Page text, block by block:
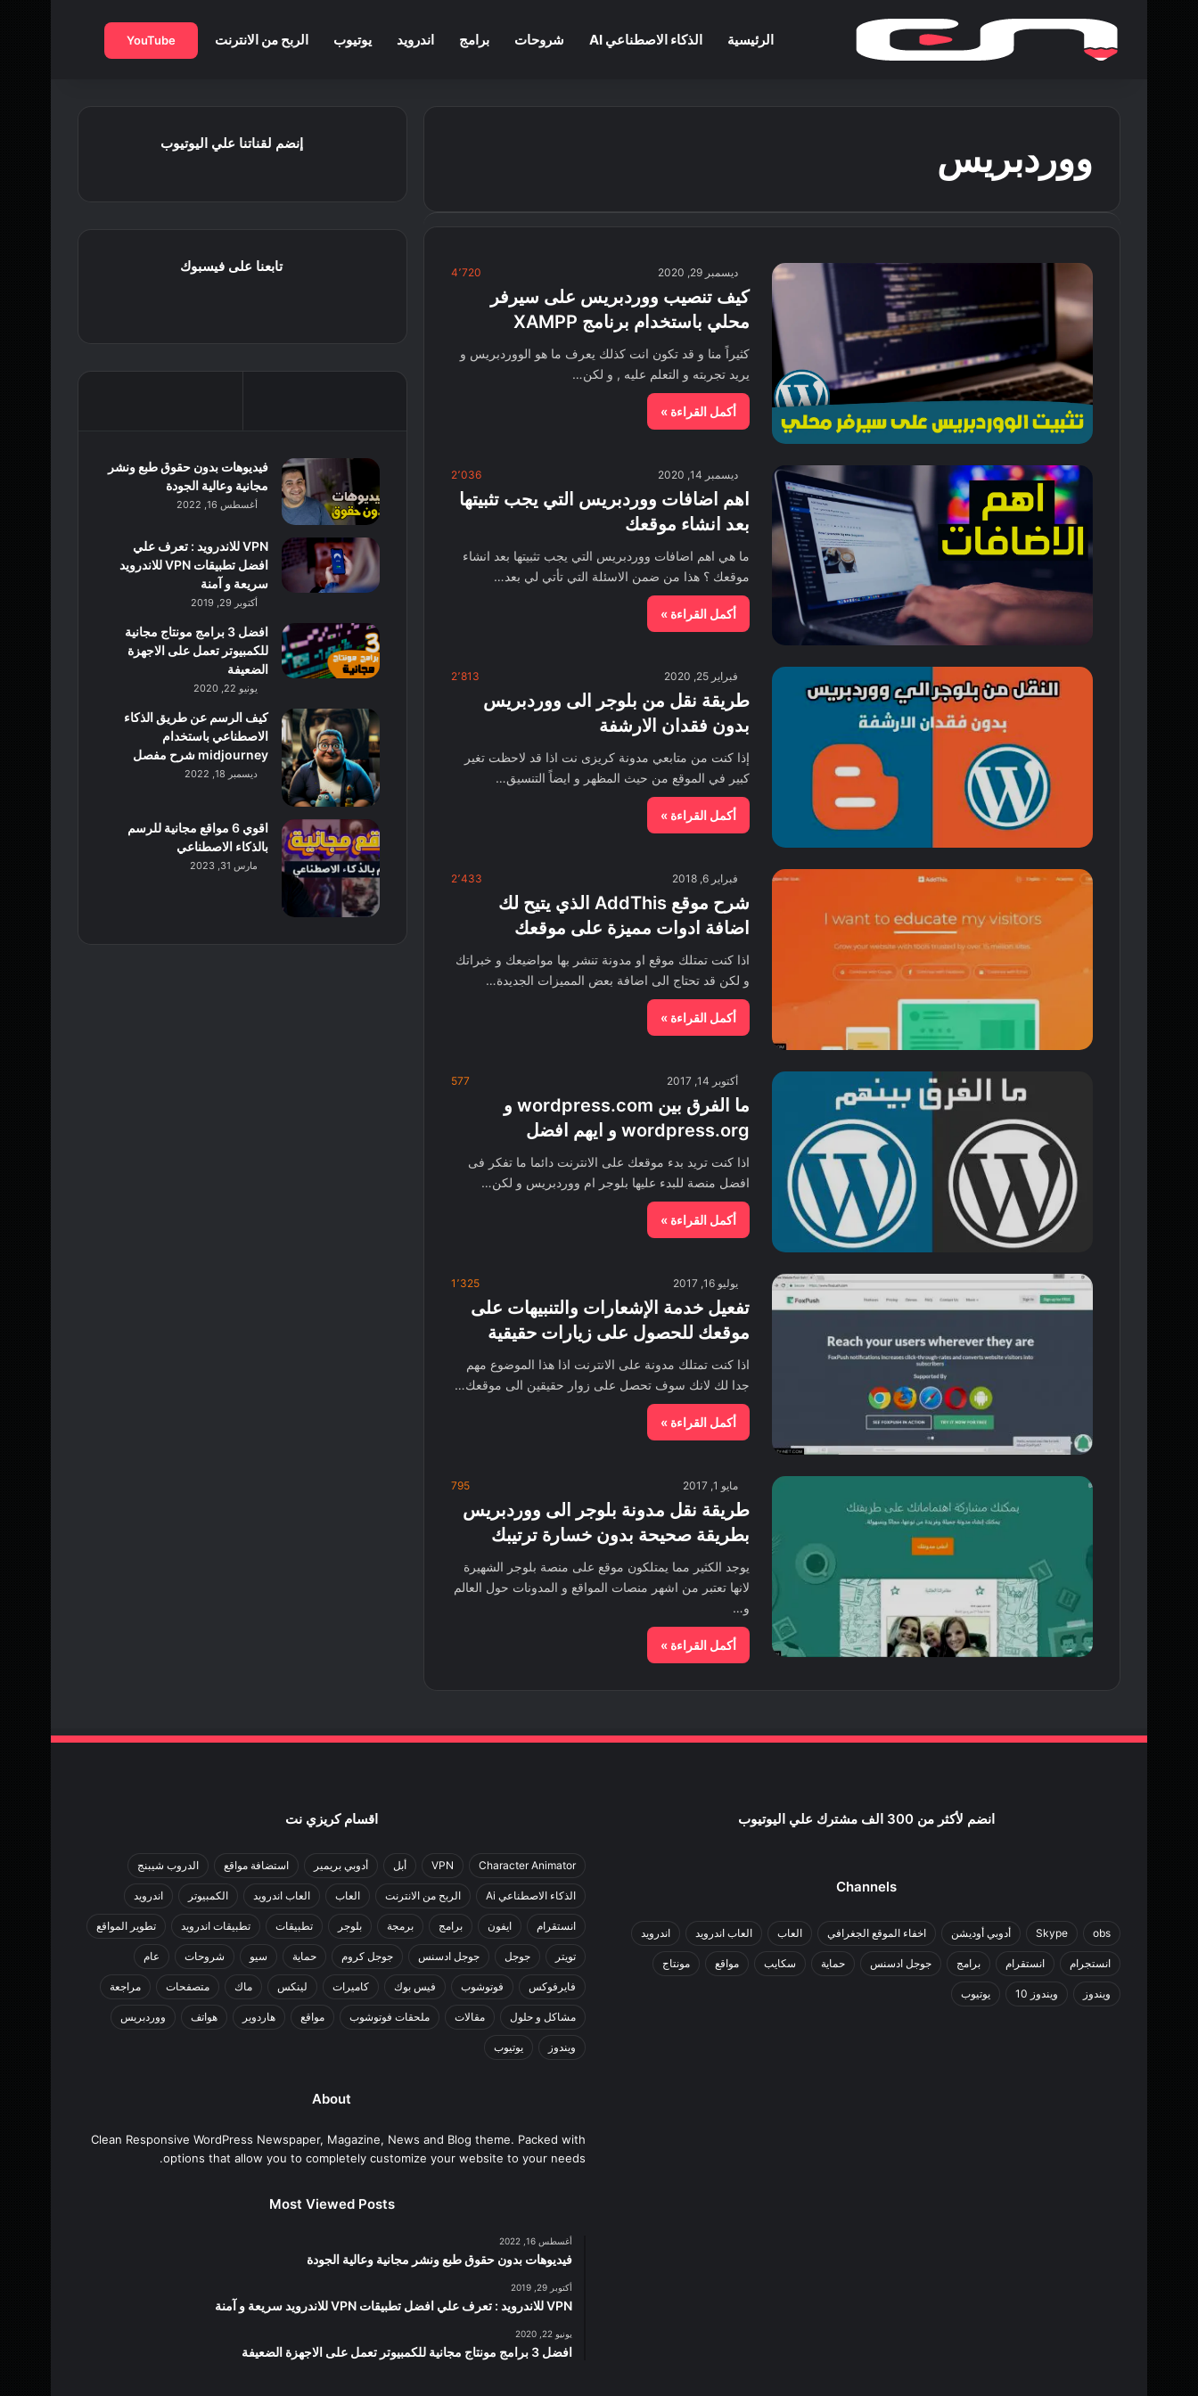
الرئيسية الذكاء الاصطناعي AI شروحات برامج اندرويد يوتيوب الربح من الانترنت YouTube
ووردبريس
ديسمبر 29, 2020 4٬720
كيف تنصيب ووردبريس على سيرفر
محلي باستخدام برنامج XAMPP
كثيراً منا و قد تكون انت كذلك يعرف ما هو الووردبريس و
يريد تجربته و التعلم عليه , و لكن…
أكمل القراءة »
ديسمبر 14, 2020 2٬036
اهم اضافات ووردبريس التي يجب تثبيتها
بعد انشاء موقعك
ما هي اهم اضافات ووردبريس التي يجب تثبيتها بعد انشاء
موقعك ؟ هذا من ضمن الاسئلة التي تأتي لي بعد…
أكمل القراءة »
فبراير 25, 2020 2٬813
طريقة نقل من بلوجر الى ووردبريس
بدون فقدان الارشفة
إذا كنت من متابعي مدونة كريزى نت اذا قد لاحظت تغير
كبير في الموقع من حيث المظهر و ايضاً التنسيق…
أكمل القراءة »
فبراير 6, 2018 2٬433
شرح موقع AddThis الذي يتيح لك
اضافة ادوات مميزة على موقعك
اذا كنت تمتلك موقع او مدونة تنشر بها مواضيعك و خبراتك
و لكن قد تحتاج الى اضافة بعض المميزات الجديدة…
أكمل القراءة »
أكتوبر 14, 2017 577
ما الفرق بين wordpress.com و
wordpress.org و ايهم افضل
اذا كنت تريد بدء موقعك على الانترنت دائما ما تفكر فى
افضل منصة للبدء عليها بلوجر ام ووردبريس و لكن…
أكمل القراءة »
يوليو 16, 2017 1٬325
تفعيل خدمة الإشعارات والتنبيهات على
موقعك للحصول على زيارات حقيقية
اذا كنت تمتلك مدونة على الانترنت اذا هذا الموضوع مهم
جدا لك لانك سوف تحصل على زوار حقيقين الى موقعك…
أكمل القراءة »
مايو 1, 2017 795
طريقة نقل مدونة بلوجر الى ووردبريس
بطريقة صحيحة بدون خسارة ترتيبك
يوجد الكثير مما يمتلكون موقع على منصة بلوجر الشهيرة
لانها تعتبر من اشهر منصات المواقع و المدونات حول العالم
و…
أكمل القراءة »
إنضم لقناتنا علي اليوتيوب
تابعنا على فيسبوك
فيديوهات بدون حقوق طبع ونشر
مجانية وعالية الجودة
أغسطس 16, 2022
VPN للاندرويد : تعرف علي
افضل تطبيقات VPN للاندرويد
سريعة و آمنة
أكتوبر 29, 2019
افضل 3 برامج مونتاج مجانية
للكمبيوتر تعمل على الاجهزة
الضعيفة
يونيو 22, 2020
كيف الرسم عن طريق الذكاء
الاصطناعي باستخدام
midjourney شرح مفصل
ديسمبر 18, 2022
اقوي 6 مواقع مجانية للرسم
بالذكاء الاصطناعي
مارس 31, 2023
انضم لأكثر من 300 الف مشترك علي اليوتيوب
Channels
obs
Skype أدوبي أوديشن اخفاء الموقع الجغرافي العاب العاب اندرويد اندرويد
انستجرام انستقرام برامج جوجل ادسنس حماية سكايب مواقع مونتاج
ويندوز ويندوز 10 يوتيوب
اقسام كريزي نت
Character Animator
VPN أبل أدوبي بريمير استضافة مواقع الدروب شيبنج
الذكاء الاصطناعي Ai الربح من الانترنت العاب العاب اندرويد الكمبيوتر اندرويد
انستقرام ايفون برامج برمجة بلوجر تطبيقات تطبيقات اندرويد تطوير المواقع
تويتر جوجل جوجل ادسنس جوجل كروم حماية سيو شروحات عام
فايرفوكس فوتوشوب فيس بوك كاميرات لينكس ماك متصفحات مراجعة
مشاكل و حلول مقالات ملحقات فوتوشوب مواقع هاردوير هواتف ووردبريس
ويندوز يوتيوب
About
Clean Responsive WordPress Newspaper, Magazine, News and Blog theme. Packed with
options that allow you to completely customize your website to your needs.
Most Viewed Posts
أغسطس 16, 2022
فيديوهات بدون حقوق طبع ونشر مجانية وعالية الجودة
أكتوبر 29, 2019
VPN للاندرويد : تعرف علي افضل تطبيقات VPN للاندرويد سريعة و آمنة
يونيو 22, 2020
افضل 3 برامج مونتاج مجانية للكمبيوتر تعمل على الاجهزة الضعيفة